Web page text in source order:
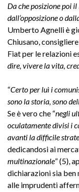
Da che posizione poi
dall’opposizione o
Umberto Agnelli è
Chiusano,
Fiat per le relazioni
dire, vivere la vita,
“Certo per luì i
sono la storia, sono
Se è vero che “negli
oculatamente divisi i
avanti la difficile
dedicandosi ai
multinazionale” (5),
dichiarazioni sia
alle imprudenti